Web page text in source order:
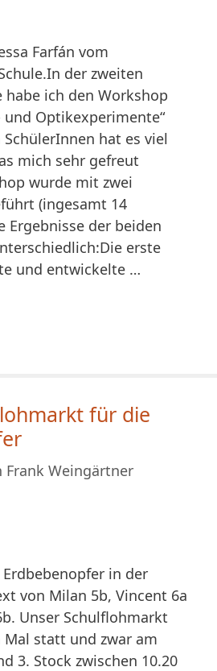
Farfán vom
der zweiten
habe ich den Workshop
Optikexperimente“
hat es viel
mich sehr gefreut
wurde mit zwei
(ingesamt 14
Ergebnisse der beiden
erste
und entwickelte …
für die
Frank Weingärtner
in der
von Milan 5b, Vincent 6a
Unser Schulflohmarkt
statt und zwar am
3. Stock zwischen 10.20